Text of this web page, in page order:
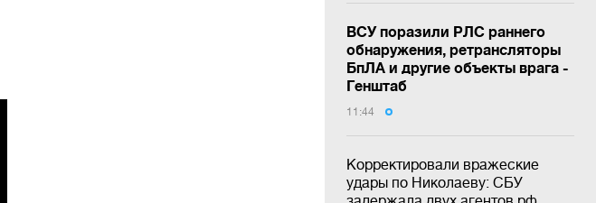
ВСУ поразили РЛС раннего
обнаружения, ретрансляторы
БпЛА и другие объекты врага -
Генштаб
11:44
Корректировали вражеские
удары по Николаеву: СБУ